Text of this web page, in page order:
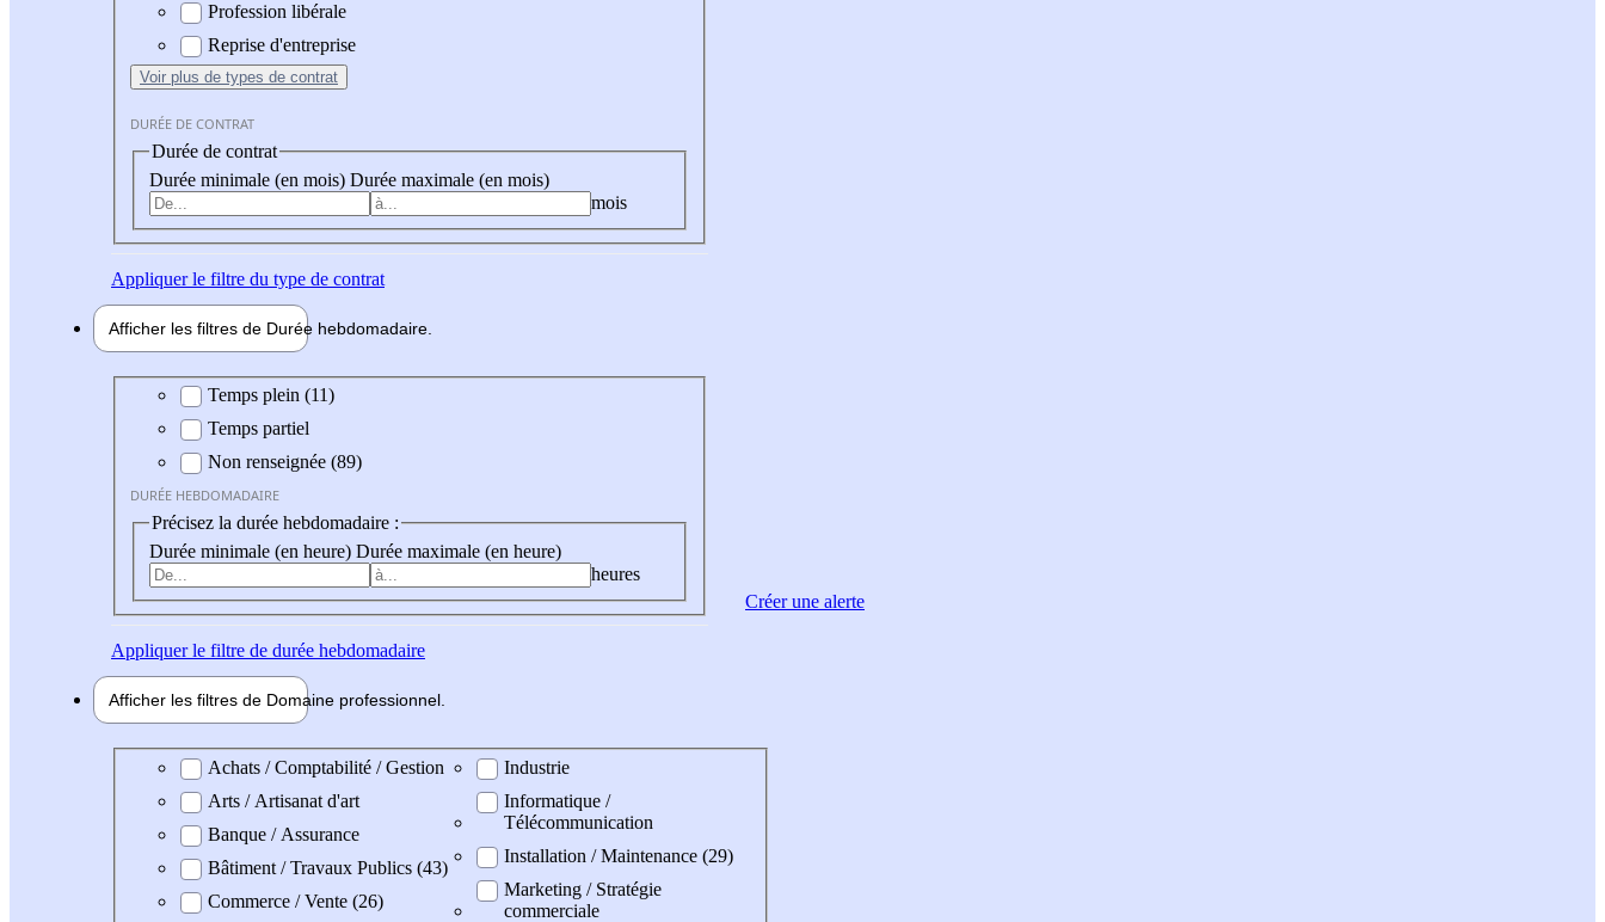
Profession libérale
Reprise d'entreprise
Voir plus de types de contrat
DURÉE DE CONTRAT
Durée de contrat
Durée minimale (en mois) Durée maximale (en mois)
mois
Appliquerle filtre du type de contrat
Afficher les filtres de Durée hebdomadaire
Durée hebdomadaire
Temps plein (11)
Temps partiel
Non renseignée (89)
DURÉE HEBDOMADAIRE
Précisez la durée hebdomadaire :
Durée minimale (en heure) Durée maximale (en heure)
heures
Appliquerle filtre de durée hebdomadaire
Afficher les filtres de Domaine professionnel
Domaine professionel
Achats / Comptabilité / Gestion
Arts / Artisanat d'art
Banque / Assurance
Bâtiment / Travaux Publics (43)
Commerce / Vente (26)
Industrie
Informatique /
Télécommunication
Installation / Maintenance (29)
Marketing / Stratégie
commerciale
Créer une alerte